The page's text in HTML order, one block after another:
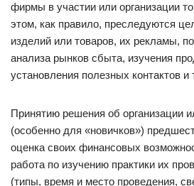
фирмы в участии или организации
этом, как правило, преследуются
изделий или товаров, их рекламы,
анализа рынков сбыта, изучения
установления полезных контактов и
Принятию решения об организации
(особенно для «новичков»)
оценка своих финансовых
работа по изучению практики их
(типы, время и место проведения,